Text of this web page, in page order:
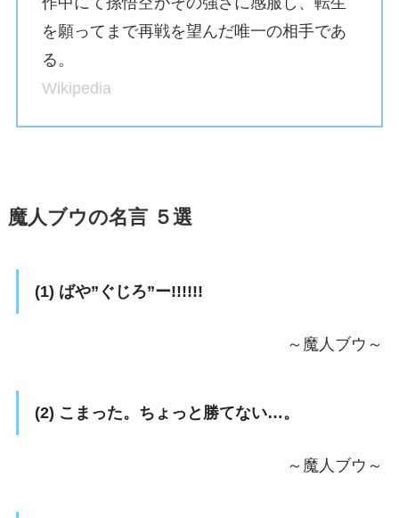
を願ってまで再戦を望んだ唯一の相手であ
る。
Wikipedia
魔人ブウの名言 ５選
(1) ばや”ぐじろ”ー!!!!!!
～魔人ブウ～
(2) こまった。ちょっと勝てない…。
～魔人ブウ～